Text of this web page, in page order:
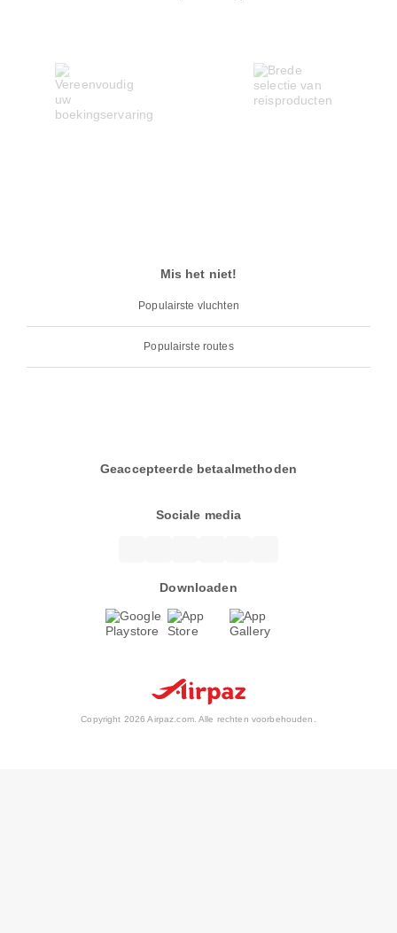
Mis het niet!
Populairste vluchten
Populairste routes
Geaccepteerde betaalmethoden
Sociale media
Downloaden
Copyright 2026 Airpaz.com. Alle rechten voorbehouden.